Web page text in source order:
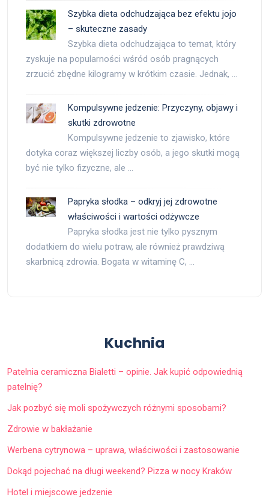
Szybka dieta odchudzająca bez efektu jojo
– skuteczne zasady
Szybka dieta odchudzająca to temat, który
zyskuje na popularności wśród osób pragnących
zrzucić zbędne kilogramy w krótkim czasie. Jednak, …
Kompulsywne jedzenie: Przyczyny, objawy i
skutki zdrowotne
Kompulsywne jedzenie to zjawisko, które
dotyka coraz większej liczby osób, a jego skutki mogą
być nie tylko fizyczne, ale …
Papryka słodka – odkryj jej zdrowotne
właściwości i wartości odżywcze
Papryka słodka jest nie tylko pysznym
dodatkiem do wielu potraw, ale również prawdziwą
skarbnicą zdrowia. Bogata w witaminę C, …
Kuchnia
Patelnia ceramiczna Bialetti – opinie. Jak kupić odpowiednią
patelnię?
Jak pozbyć się moli spożywczych różnymi sposobami?
Zdrowie w bakłażanie
Werbena cytrynowa – uprawa, właściwości i zastosowanie
Dokąd pojechać na długi weekend? Pizza w nocy Kraków
Hotel i miejscowe jedzenie